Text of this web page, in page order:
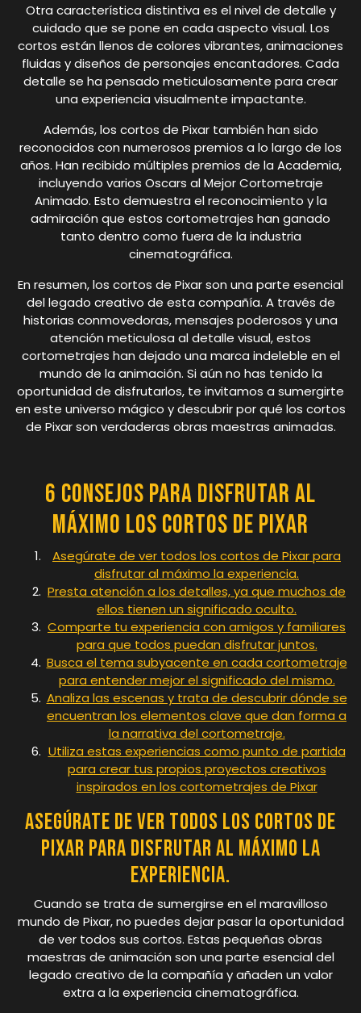
Otra característica distintiva es el nivel de detalle y
cuidado que se pone en cada aspecto visual. Los
cortos están llenos de colores vibrantes, animaciones
fluidas y diseños de personajes encantadores. Cada
detalle se ha pensado meticulosamente para crear
una experiencia visualmente impactante.
Además, los cortos de Pixar también han sido
reconocidos con numerosos premios a lo largo de los
años. Han recibido múltiples premios de la Academia,
incluyendo varios Oscars al Mejor Cortometraje
Animado. Esto demuestra el reconocimiento y la
admiración que estos cortometrajes han ganado
tanto dentro como fuera de la industria
cinematográfica.
En resumen, los cortos de Pixar son una parte esencial
del legado creativo de esta compañía. A través de
historias conmovedoras, mensajes poderosos y una
atención meticulosa al detalle visual, estos
cortometrajes han dejado una marca indeleble en el
mundo de la animación. Si aún no has tenido la
oportunidad de disfrutarlos, te invitamos a sumergirte
en este universo mágico y descubrir por qué los cortos
de Pixar son verdaderas obras maestras animadas.
6 consejos para disfrutar al
máximo los cortos de Pixar
Asegúrate de ver todos los cortos de Pixar para
disfrutar al máximo la experiencia.
Presta atención a los detalles, ya que muchos de
ellos tienen un significado oculto.
Comparte tu experiencia con amigos y familiares
para que todos puedan disfrutar juntos.
Busca el tema subyacente en cada cortometraje
para entender mejor el significado del mismo.
Analiza las escenas y trata de descubrir dónde se
encuentran los elementos clave que dan forma a
la narrativa del cortometraje.
Utiliza estas experiencias como punto de partida
para crear tus propios proyectos creativos
inspirados en los cortometrajes de Pixar
Asegúrate de ver todos los cortos de
Pixar para disfrutar al máximo la
experiencia.
Cuando se trata de sumergirse en el maravilloso
mundo de Pixar, no puedes dejar pasar la oportunidad
de ver todos sus cortos. Estas pequeñas obras
maestras de animación son una parte esencial del
legado creativo de la compañía y añaden un valor
extra a la experiencia cinematográfica.